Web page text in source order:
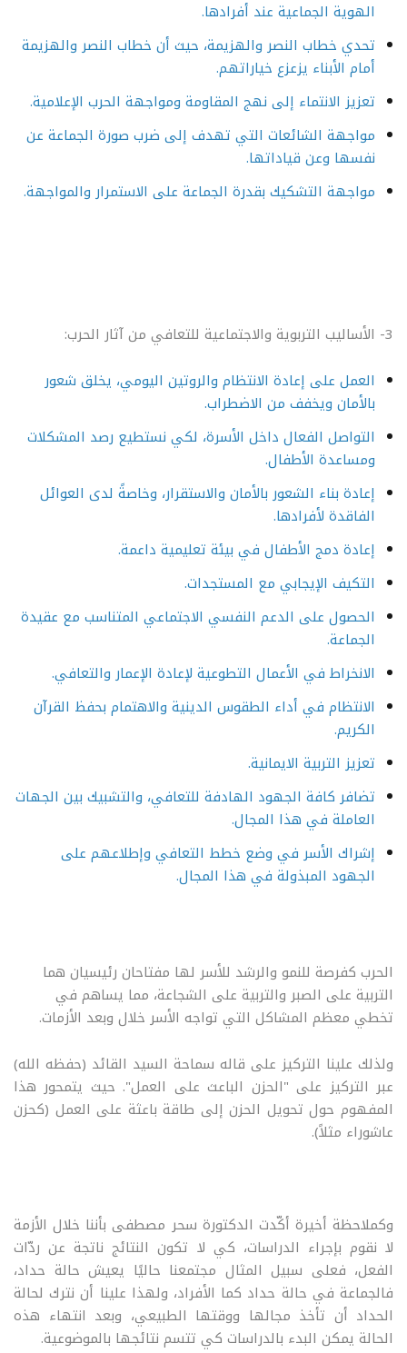
الهوية الجماعية عند أفرادها.
تحدي خطاب النصر والهزيمة، حيث أن خطاب النصر والهزيمة
أمام الأبناء يزعزع خياراتهم.
تعزيز الانتماء إلى نهج المقاومة ومواجهة الحرب الإعلامية.
مواجهة الشائعات التي تهدف إلى ضرب صورة الجماعة عن
نفسها وعن قياداتها.
مواجهة التشكيك بقدرة الجماعة على الاستمرار والمواجهة.
3- الأساليب التربوية والاجتماعية للتعافي من آثار الحرب:
العمل على إعادة الانتظام والروتين اليومي، يخلق شعور
بالأمان ويخفف من الاضطراب.
التواصل الفعال داخل الأسرة، لكي نستطيع رصد المشكلات
ومساعدة الأطفال.
إعادة بناء الشعور بالأمان والاستقرار، وخاصةً لدى العوائل
الفاقدة لأفرادها.
إعادة دمج الأطفال في بيئة تعليمية داعمة.
التكيف الإيجابي مع المستجدات.
الحصول على الدعم النفسي الاجتماعي المتناسب مع عقيدة
الجماعة.
الانخراط في الأعمال التطوعية لإعادة الإعمار والتعافي.
الانتظام في أداء الطقوس الدينية والاهتمام بحفظ القرآن
الكريم.
تعزيز التربية الايمانية.
تضافر كافة الجهود الهادفة للتعافي، والتشبيك بين الجهات
العاملة في هذا المجال.
إشراك الأسر في وضع خطط التعافي وإطلاعهم على
الجهود المبذولة في هذا المجال.
الحرب كفرصة للنمو والرشد للأسر لها مفتاحان رئيسيان هما
التربية على الصبر والتربية على الشجاعة، مما يساهم في
تخطي معظم المشاكل التي تواجه الأسر خلال وبعد الأزمات.
ولذلك علينا التركيز على قاله سماحة السيد القائد (حفظه الله)
عبر التركيز على "الحزن الباعث على العمل". حيث يتمحور هذا
المفهوم حول تحويل الحزن إلى طاقة باعثة على العمل (كحزن
عاشوراء مثلاً).
وكملاحظة أخيرة أكّدت الدكتورة سحر مصطفى بأننا خلال الأزمة
لا نقوم بإجراء الدراسات، كي لا تكون النتائج ناتجة عن ردّات
الفعل، فعلى سبيل المثال مجتمعنا حاليًا يعيش حالة حداد،
فالجماعة في حالة حداد كما الأفراد، ولهذا علينا أن نترك لحالة
الحداد أن تأخذ مجالها ووقتها الطبيعي، وبعد انتهاء هذه
الحالة يمكن البدء بالدراسات كي تتسم نتائجها بالموضوعية.